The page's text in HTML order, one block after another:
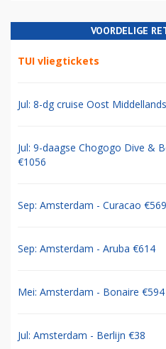
VOORDELIGE
TUI vliegtickets
Jul: 8-dg cruise Oost
Jul: 9-daagse Chogogo Dive &
€1056
Sep: Amsterdam - Curacao €569
Sep: Amsterdam - Aruba €614
Mei: Amsterdam - Bonaire €594
Jul: Amsterdam - Berlijn €38